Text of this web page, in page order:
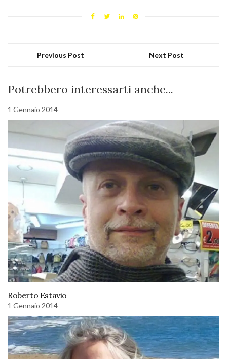
Previous Post Next Post
Potrebbero interessarti anche...
1 Gennaio 2014
Roberto Estavio
1 Gennaio 2014